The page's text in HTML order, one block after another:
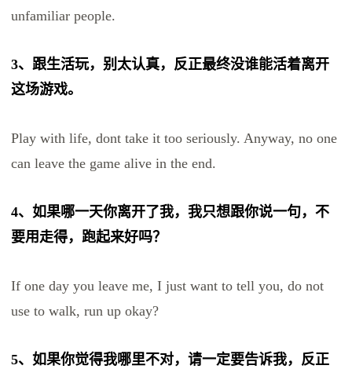
unfamiliar people.
3、跟生活玩，别太认真，反正最终没谁能活着离开
这场游戏。
Play with life, dont take it too seriously. Anyway, no one
can leave the game alive in the end.
4、如果哪一天你离开了我，我只想跟你说一句，不
要用走得，跑起来好吗？
If one day you leave me, I just want to tell you, do not
use to walk, run up okay?
5、如果你觉得我哪里不对，请一定要告诉我，反正